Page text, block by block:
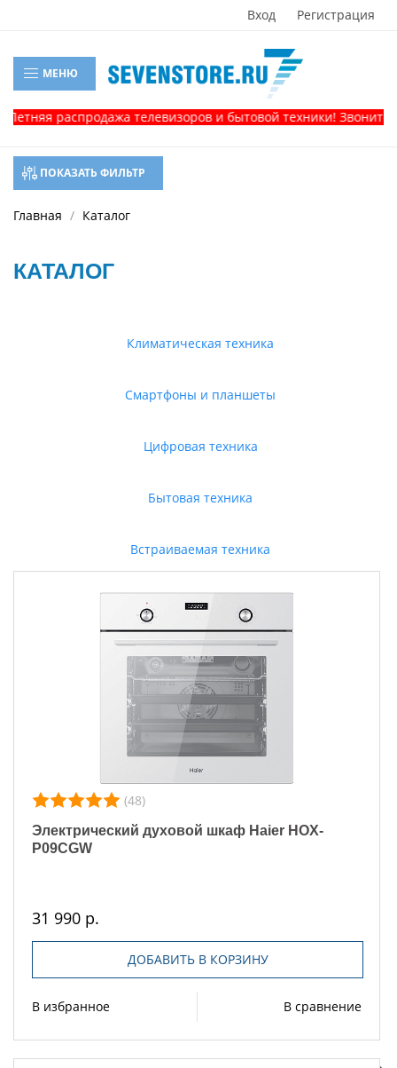
Вход Регистрация
МЕНЮ
распродажа телевизоров и бытовой техники! Звоните, и
ПОКАЗАТЬ ФИЛЬТР
Главная Каталог
КАТАЛОГ
Климатическая техника
Смартфоны и планшеты
Цифровая техника
Бытовая техника
Встраиваемая техника
(48)
Электрический духовой шкаф Haier HOX-
P09CGW
31 990 р.
ДОБАВИТЬ В КОРЗИНУ
В избранное В сравнение